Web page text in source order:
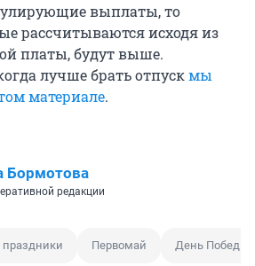
выплаты, то
рассчитываются исходя из
платы, будут выше.
лучше брать отпускмы
материале.
Бормотова
редакции
Первомай День Победы